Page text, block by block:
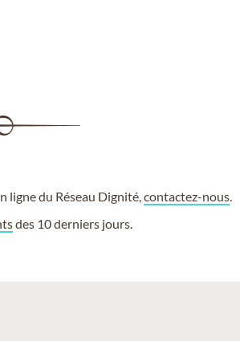
ligne du Réseau Dignité,contactez-nous.
des 10 derniers jours.